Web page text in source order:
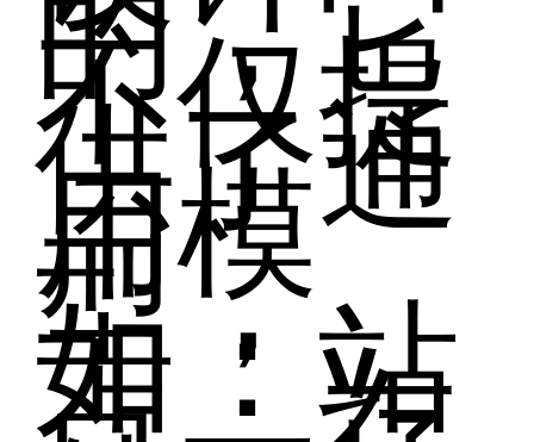
的，它
不仅提
供了通
用模
型，
如：站